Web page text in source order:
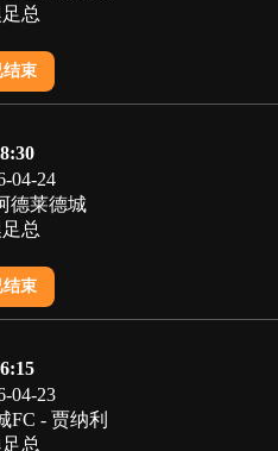
总
结束
04-24
德莱德城
总
结束
04-23
FC - 贾纳利
总